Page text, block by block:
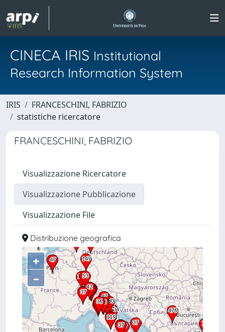
CINECA IRIS Institutional
Research Information System
IRIS
FRANCESCHINI, FABRIZIO
statistiche ricercatore
FRANCESCHINI, FABRIZIO
Visualizzazione Ricercatore
Visualizzazione Pubblicazione
Visualizzazione File
Distribuzione geografica
+
–